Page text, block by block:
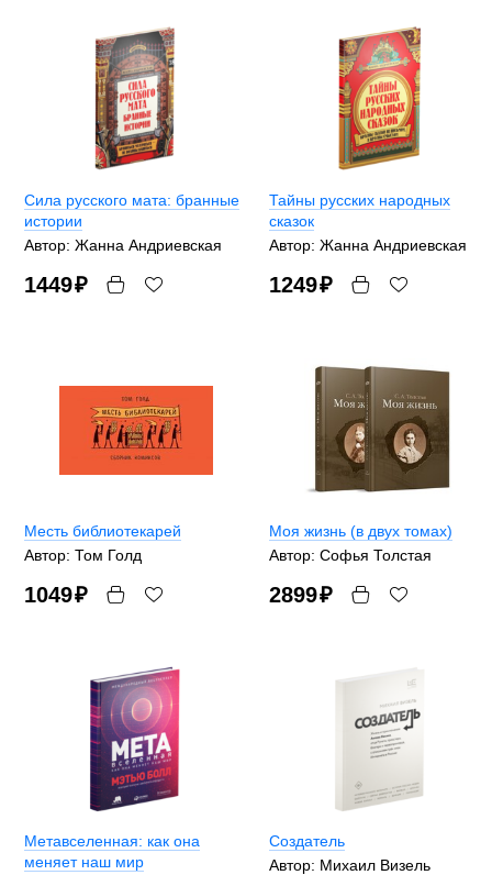
Сила русского мата: бранные
истории
Автор: Жанна Андриевская
1449₽
Тайны русских народных
сказок
Автор: Жанна Андриевская
1249₽
Месть библиотекарей
Автор: Том Голд
1049₽
Моя жизнь (в двух томах)
Автор: Софья Толстая
2899₽
Метавселенная: как она
меняет наш мир
Создатель
Автор: Михаил Визель